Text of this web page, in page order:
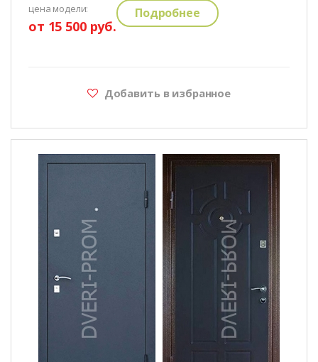
цена модели:
от 15 500 руб.
Подробнее
Добавить в избранное